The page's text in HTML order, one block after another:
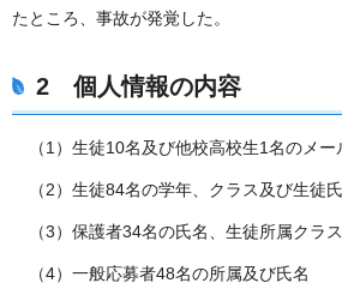
たところ、事故が発覚した。
2 個人情報の内容
（1）生徒10名及び他校高校生1名のメー
（2）生徒84名の学年、クラス及び生徒
（3）保護者34名の氏名、生徒所属クラ
（4）一般応募者48名の所属及び氏名